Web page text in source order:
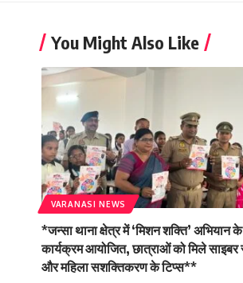
You Might Also Like
VARANASI NEWS
*जन्सा थाना क्षेत्र में ‘मिशन शक्ति’ अभियान
कार्यक्रम आयोजित, छात्राओं को मिले साइबर
और महिला सशक्तिकरण के टिप्स**